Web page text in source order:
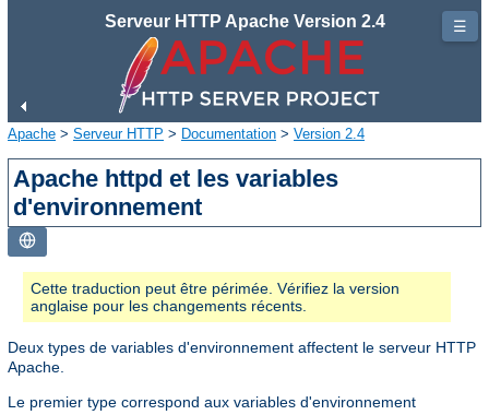
Serveur HTTP Apache Version 2.4
Apache > Serveur HTTP > Documentation > Version 2.4
Apache httpd et les variables
d'environnement
Cette traduction peut être périmée. Vérifiez la version
anglaise pour les changements récents.
Deux types de variables d'environnement affectent le serveur HTTP
Apache.
Le premier type correspond aux variables d'environnement
☰